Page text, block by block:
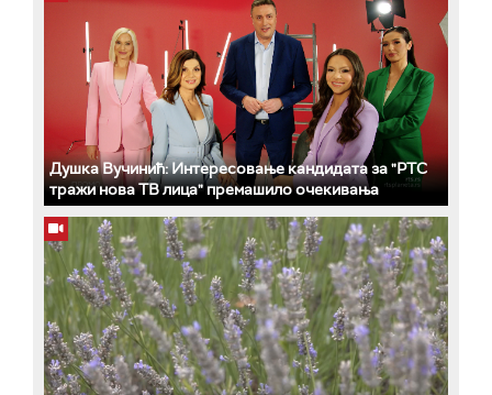
Душка Вучинић: Интересовање кандидата за "РТС
тражи нова ТВ лица" премашило очекивања